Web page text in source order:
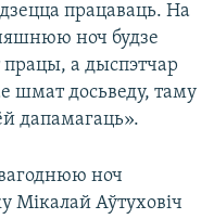
працаваць. На
ноч будзе
а дыспэтчар
шмат досьведу, таму
дапамагаць».
ноч
Мікалай Аўтуховіч